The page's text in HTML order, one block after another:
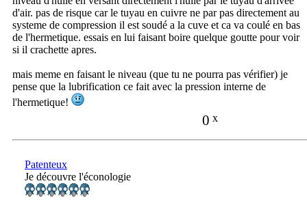
d'air. pas de risque car le tuyau en cuivre ne par pas directement au
systeme de compression il est soudé a la cuve et ca va coulé en bas
de l'hermetique. essais en lui faisant boire quelque goutte pour voir
si il crachette apres.
mais meme en faisant le niveau (que tu ne pourra pas vérifier) je
pense que la lubrification ce fait avec la pression interne de
l'hermetique!
0 x
Patenteux
Je découvre l'éconologie